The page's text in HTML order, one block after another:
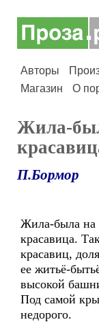
Авторы
Магазин
О
Жила-
П.Бормор
Жила-была на
красавица.
красавиц,
ее житьё-
высокой
Под самой
недорого.